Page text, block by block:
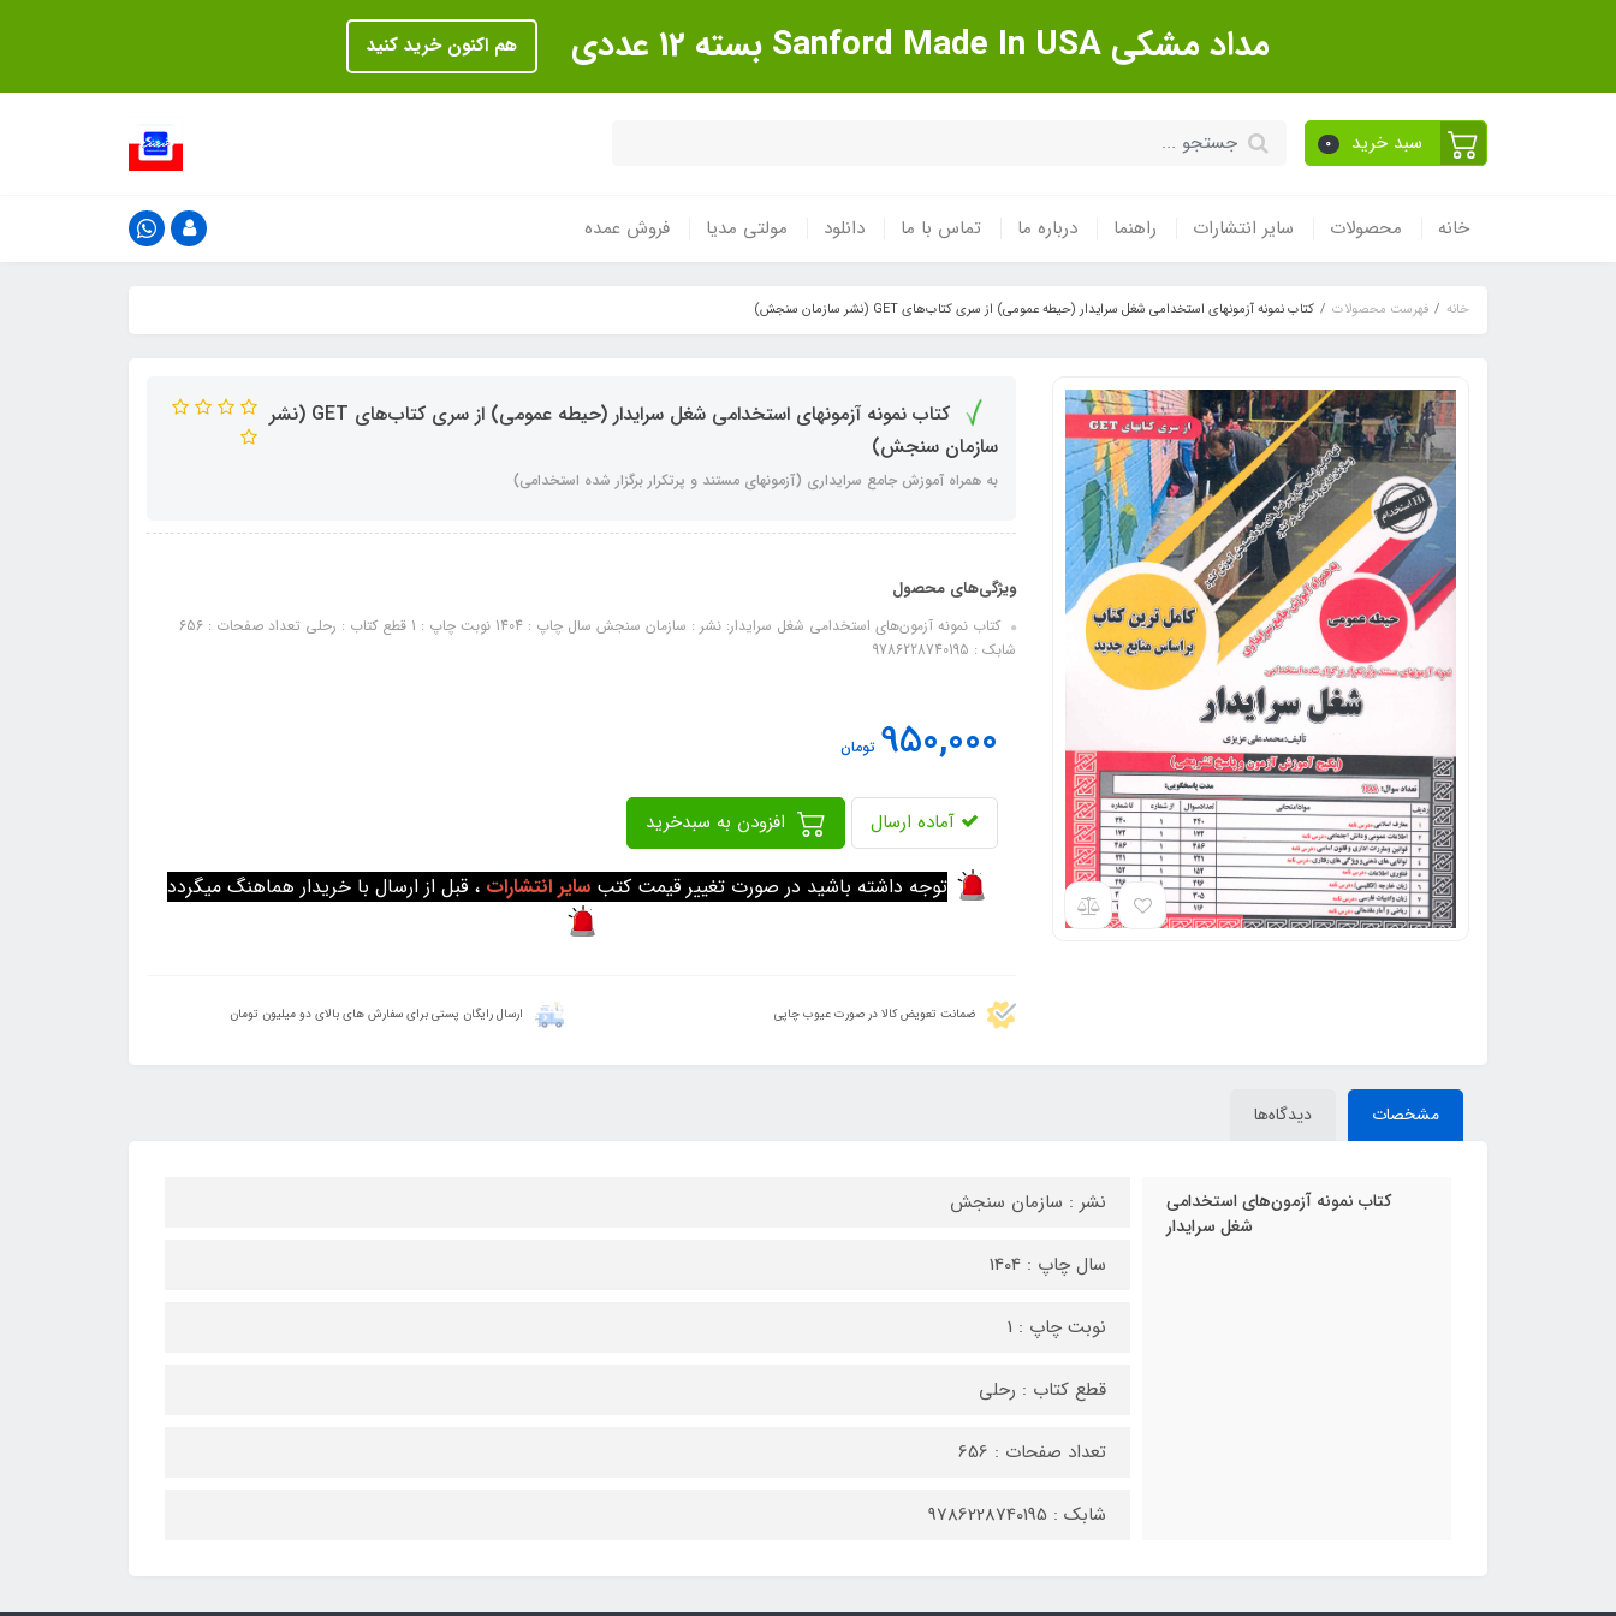
مداد مشکی Sanford Made In USA بسته 12 عددی هم اکنون خرید کنید
سبد خرید 0
خانه محصولات سایر انتشارات راهنما درباره ما تماس با ما دانلود مولتی مدیا فروش عمده
خانه فهرست محصولات کتاب نمونه آزمونهای استخدامی شغل سرایدار (حیطه عمومی) از سری کتاب‌های GET (نشر سازمان سنجش)
کتاب نمونه آزمونهای استخدامی شغل سرایدار (حیطه عمومی) از سری کتاب‌های GET (نشر
سازمان سنجش)
به همراه آموزش جامع سرایداری (آزمونهای مستند و پرتکرار برگزار شده استخدامی)
ویژگی‌های محصول
کتاب نمونه آزمون‌های استخدامی شغل سرایدار: نشر :‌ سازمان سنجش سال چاپ : 1404 نوبت چاپ : 1 قطع کتاب : رحلی تعداد صفحات : 656
شابک : 9786228740195
950,000 تومان
آماده ارسال
توجه داشته باشید در صورت تغییر قیمت کتب سایر انتشارات ، قبل از ارسال با خریدار هماهنگ میگردد
ضمانت تعویض کالا در صورت عیوب چاپی ارسال رایگان پستی برای سفارش های بالای دو میلیون تومان
مشخصات دیدگاه‌ها
کتاب نمونه آزمون‌های استخدامی
شغل سرایدار
نشر :‌ سازمان سنجش
سال چاپ : 1404
نوبت چاپ : 1
قطع کتاب : رحلی
تعداد صفحات : 656
شابک : 9786228740195